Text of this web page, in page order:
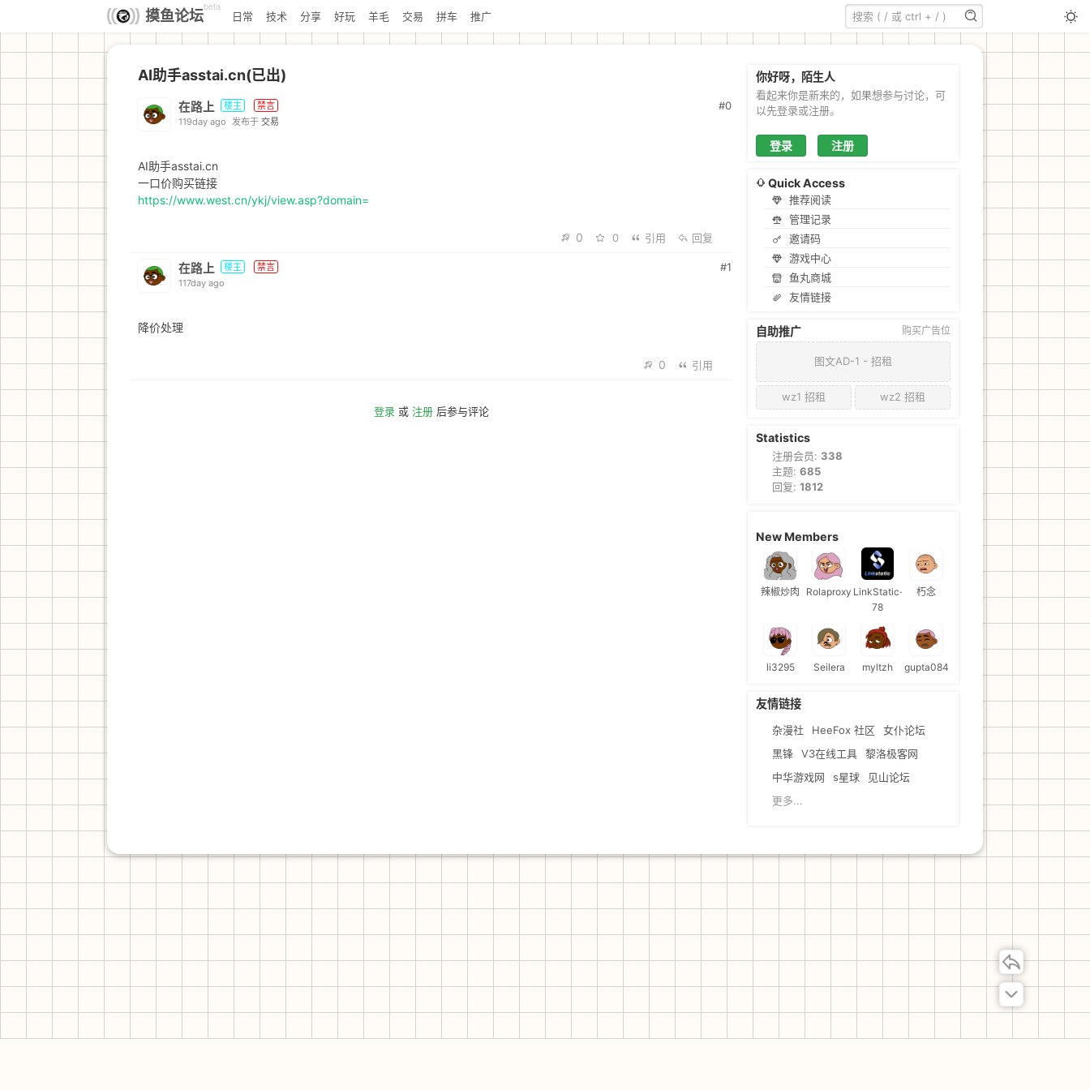
摸鱼论坛
beta
日常 技术 分享 好玩 羊毛 交易 拼车 推广
AI助手asstai.cn(已出)
在路上 楼主
禁言
119day ago
发布于 交易
#0
AI助手asstai.cn
一口价购买链接
https://www.west.cn/ykj/view.asp?domain=
0 0 引用 回复
在路上 楼主
禁言
117day ago
#1
降价处理
0 引用
登录 或 注册 后参与评论
你好呀，陌生人
看起来你是新来的，如果想参与讨论，可
以先登录或注册。
登录 注册
Quick Access
推荐阅读
管理记录
邀请码
游戏中心
鱼丸商城
友情链接
自助推广 购买广告位
图文AD-1 - 招租
wz1 招租 wz2 招租
Statistics
注册会员: 338
主题: 685
回复: 1812
New Members
辣椒炒肉 Rolaproxy LinkStatic-
78
朽念
li3295 Seilera myltzh gupta084
友情链接
杂漫社 HeeFox 社区
女仆论坛
黑锋
V3在线工具
黎洛极客网
中华游戏网
s星球
见山论坛
更多...